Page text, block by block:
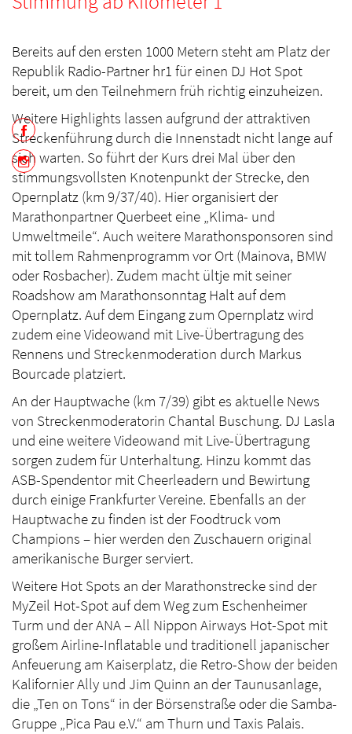
Bereits auf den ersten 1000 Metern steht am Platz der
Republik Radio-Partner hr1 für einen DJ Hot Spot
bereit, um den Teilnehmern früh richtig einzuheizen.
Weitere Highlights lassen aufgrund der attraktiven
Streckenführung durch die Innenstadt nicht lange auf
sich warten. So führt der Kurs drei Mal über den
stimmungsvollsten Knotenpunkt der Strecke, den
Opernplatz (km 9/37/40). Hier organisiert der
Marathonpartner Querbeet eine „Klima- und
Umweltmeile“. Auch weitere Marathonsponsoren sind
mit tollem Rahmenprogramm vor Ort (Mainova, BMW
oder Rosbacher). Zudem macht ültje mit seiner
Roadshow am Marathonsonntag Halt auf dem
Opernplatz. Auf dem Eingang zum Opernplatz wird
zudem eine Videowand mit Live-Übertragung des
Rennens und Streckenmoderation durch Markus
Bourcade platziert.
An der Hauptwache (km 7/39) gibt es aktuelle News
von Streckenmoderatorin Chantal Buschung. DJ Lasla
und eine weitere Videowand mit Live-Übertragung
sorgen zudem für Unterhaltung. Hinzu kommt das
ASB-Spendentor mit Cheerleadern und Bewirtung
durch einige Frankfurter Vereine. Ebenfalls an der
Hauptwache zu finden ist der Foodtruck vom
Champions – hier werden den Zuschauern original
amerikanische Burger serviert.
Weitere Hot Spots an der Marathonstrecke sind der
MyZeil Hot-Spot auf dem Weg zum Eschenheimer
Turm und der ANA – All Nippon Airways Hot-Spot mit
großem Airline-Inflatable und traditionell japanischer
Anfeuerung am Kaiserplatz, die Retro-Show der beiden
Kalifornier Ally und Jim Quinn an der Taunusanlage,
die „Ten on Tons“ in der Börsenstraße oder die Samba-
Gruppe „Pica Pau e.V.“ am Thurn und Taxis Palais.